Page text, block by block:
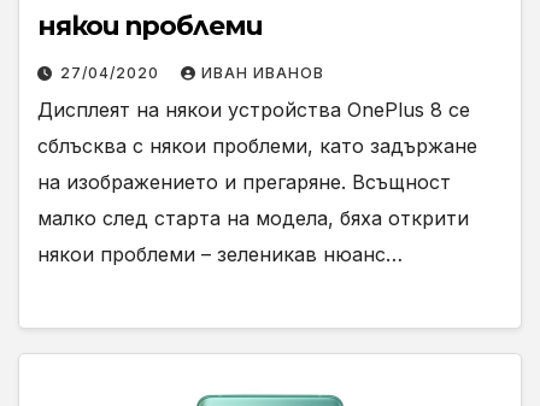
някои проблеми
27/04/2020 ИВАН ИВАНОВ
Дисплеят на някои устройства OnePlus 8 се
сблъсква с някои проблеми, като задържане
на изображението и прегаряне. Всъщност
малко след старта на модела, бяха открити
някои проблеми – зеленикав нюанс…